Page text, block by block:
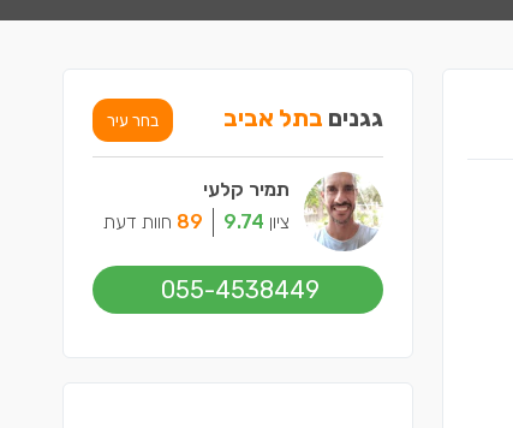
גגנים בתל אביב בחר עיר
תמיר קלעי
ציון 9.74
89 חוות דעת
055-4538449